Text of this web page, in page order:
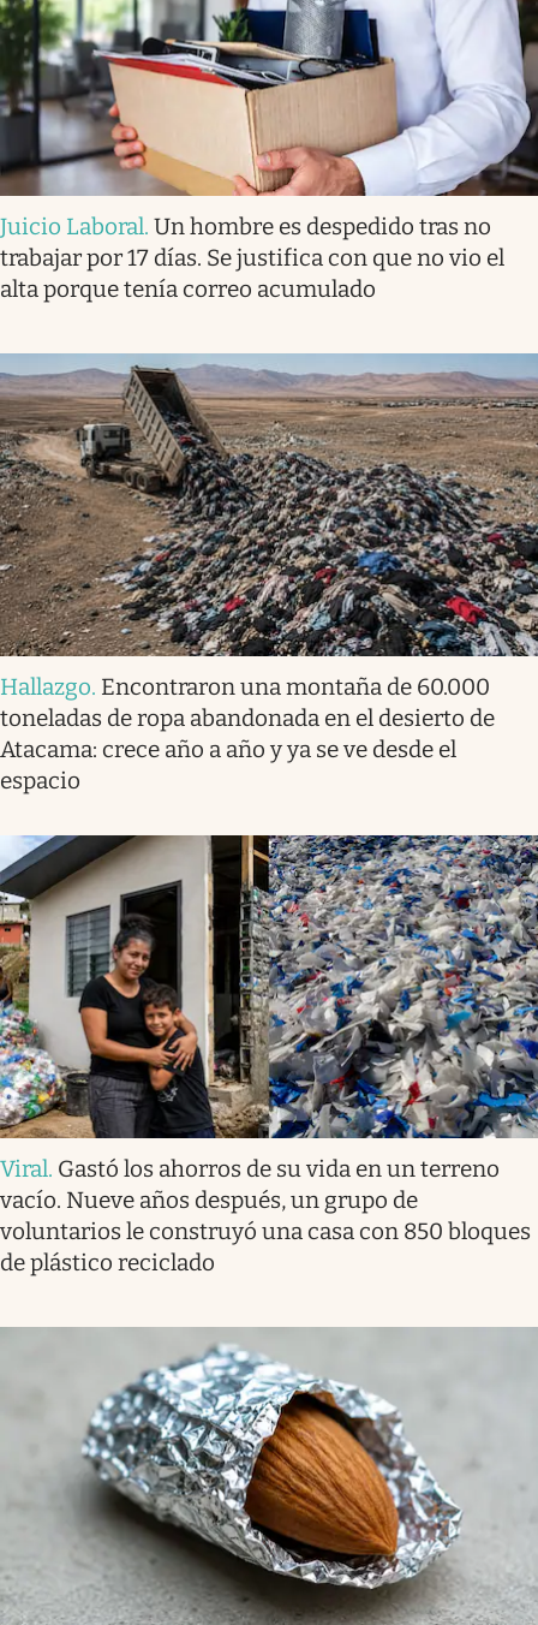
Juicio Laboral. Un hombre es despedido tras no
trabajar por 17 días. Se justifica con que no vio el
alta porque tenía correo acumulado
Hallazgo. Encontraron una montaña de 60.000
toneladas de ropa abandonada en el desierto de
Atacama: crece año a año y ya se ve desde el
espacio
Viral. Gastó los ahorros de su vida en un terreno
vacío. Nueve años después, un grupo de
voluntarios le construyó una casa con 850 bloques
de plástico reciclado